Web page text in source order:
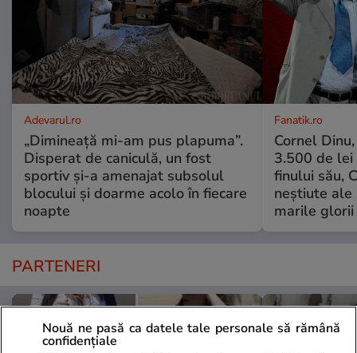
Adevarul.ro
„Dimineață mi-am pus plapuma”.
Disperat de caniculă, un fost
sportiv și-a amenajat subsolul
blocului și doarme acolo în fiecare
noapte
Fanatik.ro
Cornel
3.500 de lei
finului său,
neștiute
marile
PARTENERI
Nouă ne pasă ca datele tale personale să rămână
confidențiale